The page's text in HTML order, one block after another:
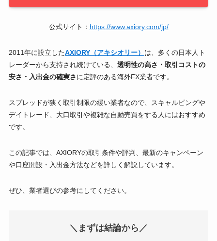
公式サイト： https://www.axiory.com/jp/
2011年に設立したAXIORY（アキシオリー） は、多くの日本人ト
レーダーから支持され続けている、 透明性の高さ・取引コストの
安さ・入出金の確実さに定評のある海外FX業者です。
スプレッドが狭く取引制限の緩い業者なので、スキャルピングや
デイトレード、大口取引や複雑な自動売買をする人にはおすすめ
です。
この記事では、AXIORYの取引条件や評判、最新のキャンペーン
や口座開設・入出金方法などを詳しく解説しています。
ぜひ、業者選びの参考にしてください。
＼ まずは結論から／